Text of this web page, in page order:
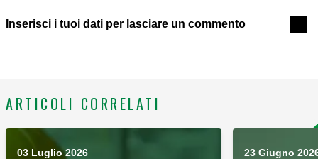
Inserisci i tuoi dati per lasciare un commento
ARTICOLI CORRELATI
03 Luglio 2026 23 Giugno